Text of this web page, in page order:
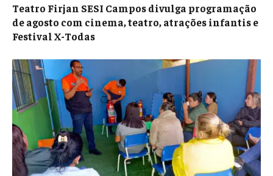
Teatro Firjan SESI Campos divulga programação
de agosto com cinema, teatro, atrações infantis e
Festival X-Todas